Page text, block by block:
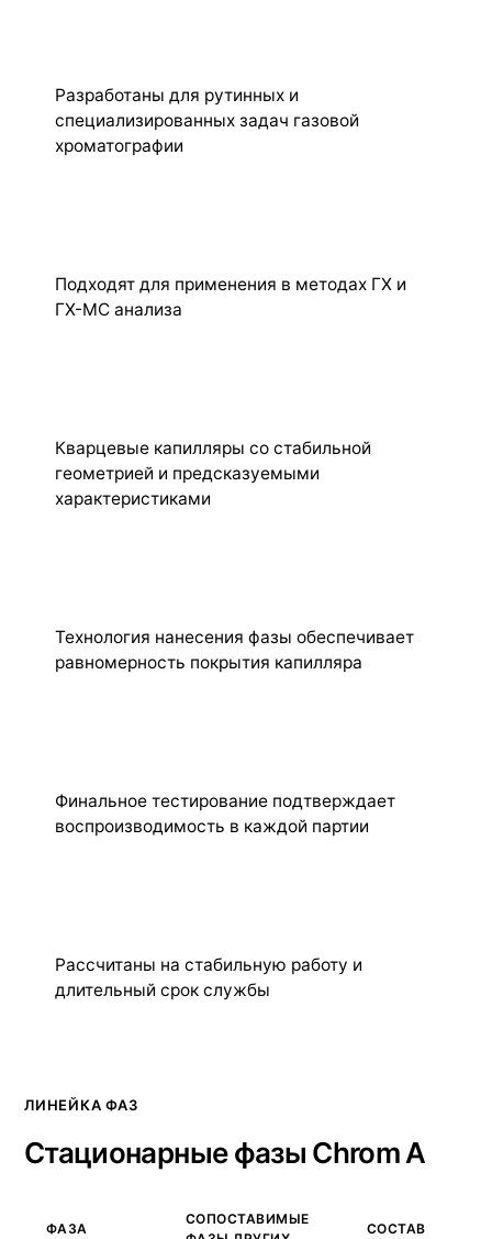
Разработаны для рутинных и
специализированных задач газовой
хроматографии
Подходят для применения в методах ГХ и
ГХ-МС анализа
Кварцевые капилляры со стабильной
геометрией и предсказуемыми
характеристиками
Технология нанесения фазы обеспечивает
равномерность покрытия капилляра
Финальное тестирование подтверждает
воспроизводимость в каждой партии
Рассчитаны на стабильную работу и
длительный срок службы
ЛИНЕЙКА ФАЗ
Стационарные фазы Chrom A
ФАЗА
СОПОСТАВИМЫЕ
СОСТАВ